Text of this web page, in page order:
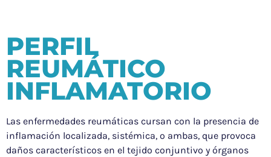
PERFIL
REUMÁTICO
INFLAMATORIO
Las enfermedades reumáticas cursan con la presencia de
inflamación localizada, sistémica, o ambas, que provoca
daños característicos en el tejido conjuntivo y órganos